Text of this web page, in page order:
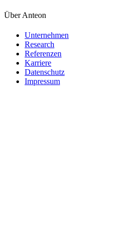
Über Anteon
Unternehmen
Research
Referenzen
Karriere
Datenschutz
Impressum